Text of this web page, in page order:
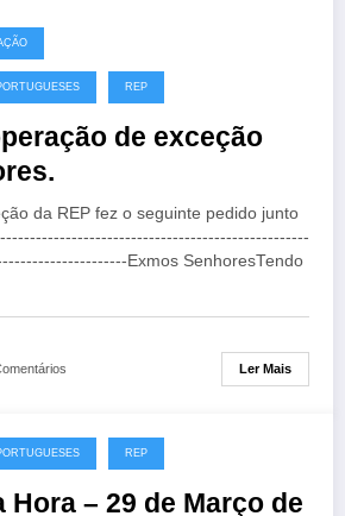
REP
de exceção
da REP fez o seguinte pedido junto
Exmos SenhoresTendo
Ler Mais
REP
Hora – 29 de Março de